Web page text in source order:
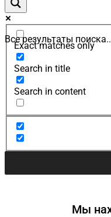
Все результаты
Exact matches only
Search in title
Search in content
Мы